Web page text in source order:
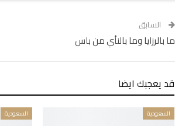
السابق
ما بالرزايا وما بالنأي من باس
قد يعجبك ايضا
السعودية السعودية